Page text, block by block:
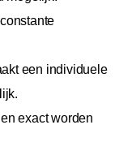
een individuele
exact worden